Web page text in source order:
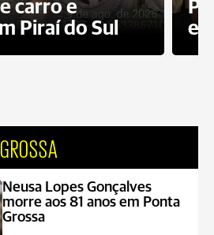
carro e
Piraí do Sul
Neusa Lopes Gonçalves
morre aos 81 anos em Ponta
Grossa